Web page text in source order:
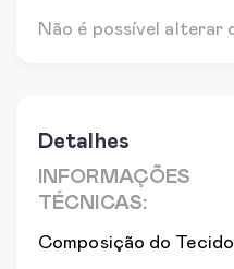
Não é possível alterar
Detalhes
INFORMAÇÕES
TÉCNICAS:
Composição do Tecido